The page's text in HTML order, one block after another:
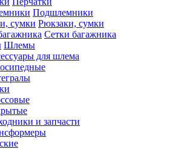
Подшлемники
Рюкзаки, сумки
Сетки багажника
Шлемы
для шлема
и запчасти